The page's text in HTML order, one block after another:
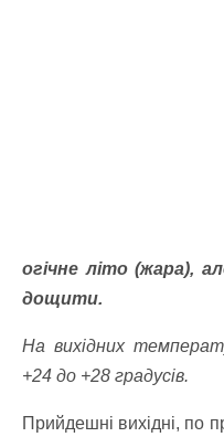
огічне літо (жара),
дощити.
На вихідних
+24 до +28 градусів.
Прийдешні вихідні, по